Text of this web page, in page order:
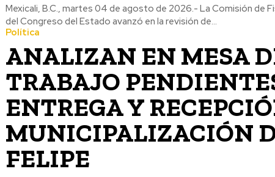
Mexicali, B.C., martes 04 de agosto de 2026.- La Comisión de
del Congreso del Estado avanzó en la revisión de...
Política
ANALIZAN EN MESA
TRABAJO
ENTREGA Y
MUNICIPALIZACIÓN
FELIPE